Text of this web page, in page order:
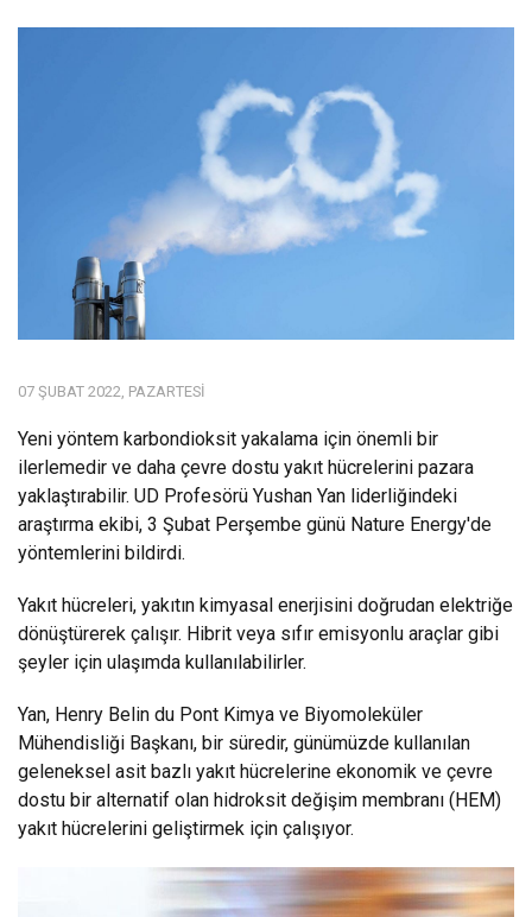
07 ŞUBAT 2022, PAZARTESI
Yeni yöntem karbondioksit yakalama için önemli bir
ilerlemedir ve daha çevre dostu yakıt hücrelerini pazara
yaklaştırabilir. UD Profesörü Yushan Yan liderliğindeki
araştırma ekibi, 3 Şubat Perşembe günü Nature Energy'de
yöntemlerini bildirdi.
Yakıt hücreleri, yakıtın kimyasal enerjisini doğrudan elektriğe
dönüştürerek çalışır. Hibrit veya sıfır emisyonlu araçlar gibi
şeyler için ulaşımda kullanılabilirler.
Yan, Henry Belin du Pont Kimya ve Biyomoleküler
Mühendisliği Başkanı, bir süredir, günümüzde kullanılan
geleneksel asit bazlı yakıt hücrelerine ekonomik ve çevre
dostu bir alternatif olan hidroksit değişim membranı (HEM)
yakıt hücrelerini geliştirmek için çalışıyor.